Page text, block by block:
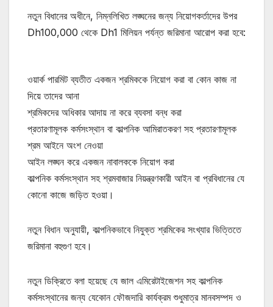
নতুন বিধানের অধীনে, নিম্নলিখিত লঙ্ঘনের জন্য নিয়োগকর্তাদের উপর
Dh100,000 থেকে Dh1 মিলিয়ন পর্যন্ত জরিমানা আরোপ করা হবে:
ওয়ার্ক পারমিট ব্যতীত একজন শ্রমিককে নিয়োগ করা বা কোন কাজ না
দিয়ে তাদের আনা
শ্রমিকদের অধিকার আদায় না করে ব্যবসা বন্ধ করা
প্রতারণামূলক কর্মসংস্থান বা কাল্পনিক আমিরাতকরণ সহ প্রতারণামূলক
শ্রম আইনে অংশ নেওয়া
আইন লঙ্ঘন করে একজন নাবালককে নিয়োগ করা
কাল্পনিক কর্মসংস্থান সহ শ্রমবাজার নিয়ন্ত্রণকারী আইন বা প্রবিধানের যে
কোনো কাজে জড়িত হওয়া।
নতুন বিধান অনুযায়ী, কাল্পনিকভাবে নিযুক্ত শ্রমিকের সংখ্যার ভিত্তিতে
জরিমানা বহুগুণ হবে।
নতুন ডিক্রিতে বলা হয়েছে যে জাল এমিরেটাইজেশন সহ কাল্পনিক
কর্মসংস্থানের জন্য যেকোন ফৌজদারি কার্যক্রম শুধুমাত্র মানবসম্পদ ও